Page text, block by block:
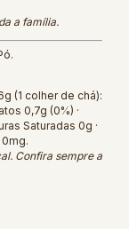
a família.
(1 colher de chá):
0,7g (0%) ·
Saturadas 0g ·
0mg.
Confira sempre a